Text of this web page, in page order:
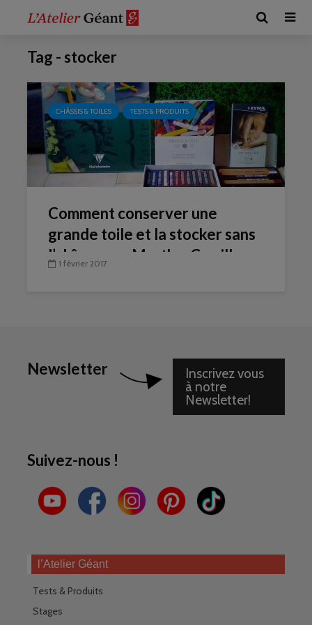
Tag - stocker
CHÂSSIS & TOILES TESTS & PRODUITS
Comment conserver une
grande toile et la stocker sans
l’abîmer par Marthe-Camille
1 février 2017
Newsletter
Inscrivez vous
à notre
Newsletter!
Suivez-nous !
l’Atelier Géant
Tests & Produits
Stages